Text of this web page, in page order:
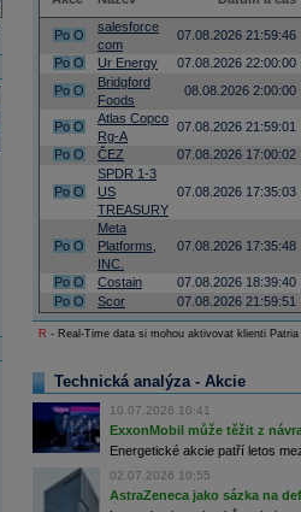
Po O
salesforce
com
07.08.2026 21:59:46
Po O Ur Energy
07.08.2026 22:00:00
Po O
Bridgford
Foods
08.08.2026 2:00:00
Po O
Atlas Copco
Rg-A
07.08.2026 21:59:01
Po O ČEZ 07.08.2026 17:00:02
Po O
SPDR 1-3
US
TREASURY
07.08.2026 17:35:03
Po O
Meta
Platforms,
INC.
07.08.2026 17:35:48
Po O Costain
07.08.2026 18:39:40
Po O Scor 07.08.2026 21:59:51
R - Real-Time data si mohou aktivovat klienti
Technická analýza - Akcie
10.07.2026 10:41
ExxonMobil může těžit z
Energetické akcie patří letos
02.07.2026 10:55
AstraZeneca jako sázka na